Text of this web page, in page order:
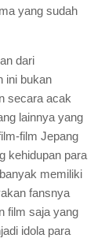
yang sudah
dari
ini bukan
secara acak
lainnya yang
film Jepang
kehidupan para
memiliki
fansnya
film saja yang
idola para